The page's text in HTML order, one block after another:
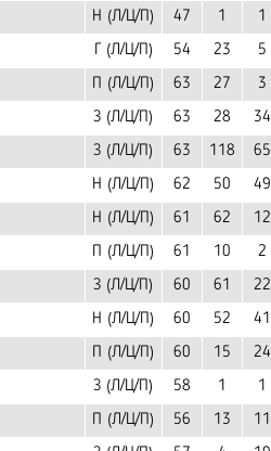
Н (Л/Ц/П) 47 1 1
Г (Л/Ц/П) 54 23 5
П (Л/Ц/П) 63 27 3
З (Л/Ц/П) 63 28 34
З (Л/Ц/П) 63 118 65
Н (Л/Ц/П) 62 50 49
Н (Л/Ц/П) 61 62 12
П (Л/Ц/П) 61 10 2
З (Л/Ц/П) 60 61 22
Н (Л/Ц/П) 60 52 41
П (Л/Ц/П) 60 15 24
З (Л/Ц/П) 58 1 1
П (Л/Ц/П) 56 13 11